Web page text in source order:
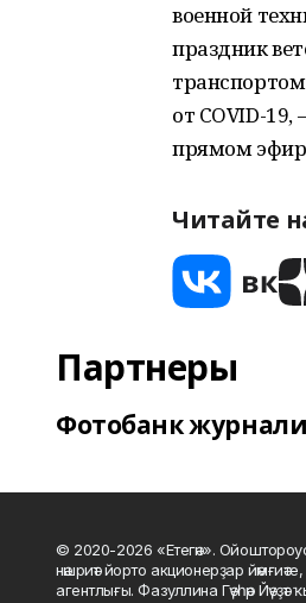
военной
праздник
от COVID-
прямом
Читайте
Партнеры
Фотобанк
© 2020-2026 «Етегән».
нәшриәт йорто акционерҙар
агентлығы. Фазуллина Гәүһәр